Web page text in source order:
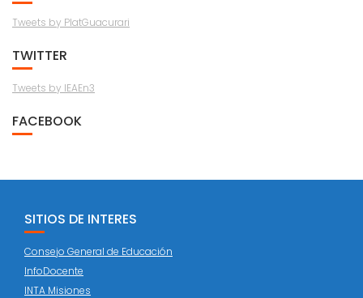
Tweets by PlatGuacurari
TWITTER
Tweets by IEAEn3
FACEBOOK
SITIOS DE INTERES
Consejo General de Educación
InfoDocente
INTA Misiones